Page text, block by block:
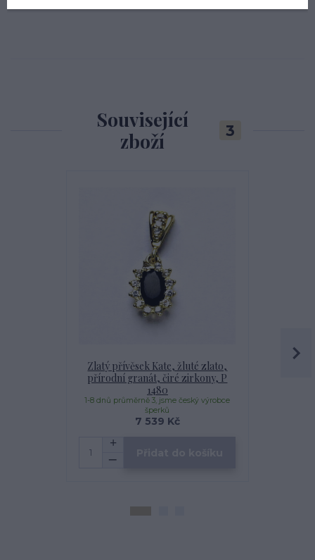
Související
zboží
3
Zlatý přívěsek Kate, žluté zlato,
přírodní granát, čiré zirkony, P
1480
7 539 Kč
1-8 dnů průměrně 3, jsme český výrobce
šperků